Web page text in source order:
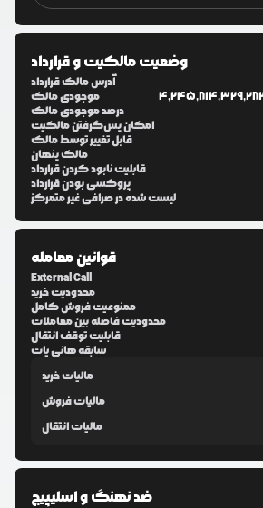
وضعیت مالکیت و قرارداد
آدرس مالک قرارداد
موجودی مالک
درصد موجودی مالک
امکان پس‌گرفتن مالکیت
قابل تغییر توسط مالک
مالک پنهان
قابلیت نابود کردن قرارداد
پروکسی بودن قرارداد
لیست شده در صرافی غیر متمرکز
قوانین معامله
External Call
محدودیت خرید
ممنوعیت فروش کامل
محدودیت فاصله بین معاملات
قابلیت توقف انتقال
سابقه هانی پات
مالیات خرید
مالیات فروش
مالیات انتقال
ضد نهنگ و اسلیپیج